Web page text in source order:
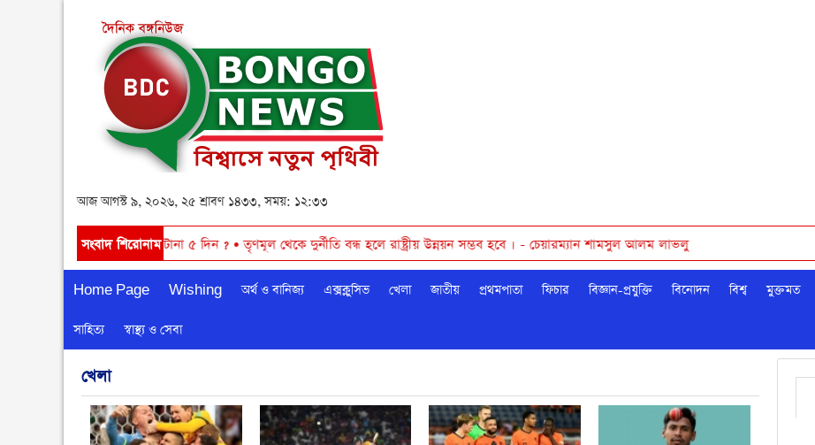
আজ আগস্ট ৯, ২০২৬, ২৫ শ্রাবণ ১৪৩৩, সময়: ১২:৩৩
সংবাদ শিরোনাম
আবারও বৃষ্টি ঝরবে টানা ৫ দিন ?•তৃণমূল থেকে দুর্নীতি বন্ধ হলে রাষ্ট্রীয় উন্নয়ন সম্ভব হবে । - চেয়ারম্যান শামসুল আলম লাভলু
Home Page Wishing অর্থ ও বানিজ্য এক্সক্লুসিভ খেলা জাতীয় প্রথমপাতা ফিচার বিজ্ঞান-প্রযুক্তি বিনোদন বিশ্ব মুক্তমত
সাহিত্য স্বাস্থ্য ও সেবা
খেলা